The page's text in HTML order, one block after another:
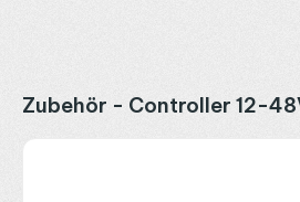
Produktgalerie überspringen
Zubehör - Controller 12-